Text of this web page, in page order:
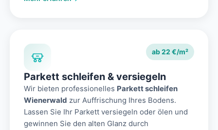
ab 22 €/m²
Parkett schleifen & versiegeln
Wir bieten professionelles Parkett schleifen
Wienerwald zur Auffrischung Ihres Bodens.
Lassen Sie Ihr Parkett versiegeln oder ölen und
gewinnen Sie den alten Glanz durch